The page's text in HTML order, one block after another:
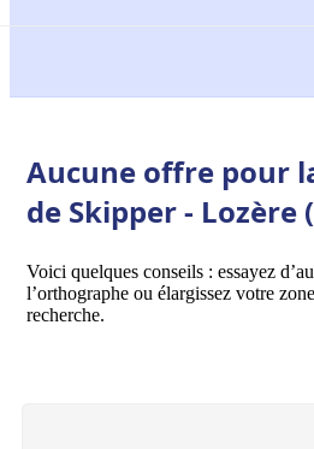
Aucune offre pour
de Skipper - Lozère
Voici quelques conseils : essayez
l’orthographe ou élargissez votre
recherche.